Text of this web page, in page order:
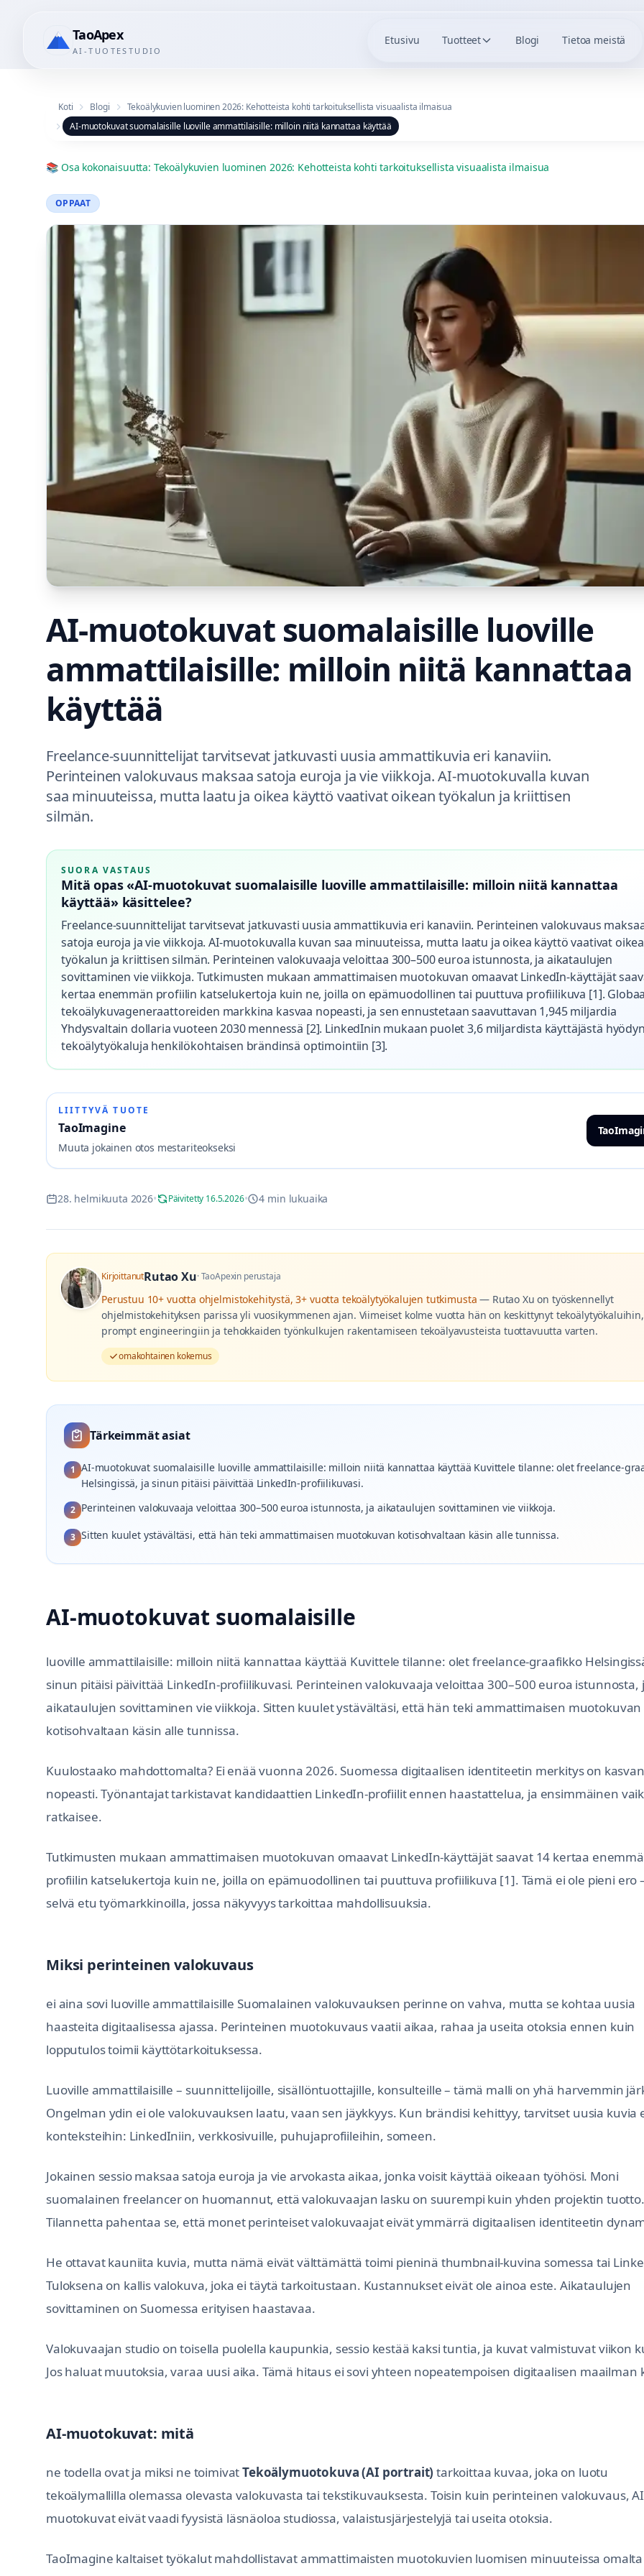
TaoApex
AI-TUOTESTUDIO
Etusivu Tuotteet Blogi Tietoa meistä
Koti Blogi
Tekoälykuvien luominen 2026: Kehotteista kohti tarkoituksellista visuaalista ilmaisua
AI-muotokuvat suomalaisille luoville ammattilaisille: milloin niitä kannattaa käyttää
📚 Osa kokonaisuutta: Tekoälykuvien luominen 2026: Kehotteista kohti tarkoituksellista visuaalista ilmaisua
OPPAAT
AI-muotokuvat suomalaisille luoville
ammattilaisille: milloin niitä kannattaa
käyttää
Freelance-suunnittelijat tarvitsevat jatkuvasti uusia ammattikuvia eri kanaviin.
Perinteinen valokuvaus maksaa satoja euroja ja vie viikkoja. AI-muotokuvalla kuvan
saa minuuteissa, mutta laatu ja oikea käyttö vaativat oikean työkalun ja kriittisen
silmän.
SUORA VASTAUS
Mitä opas «AI-muotokuvat suomalaisille luoville ammattilaisille: milloin niitä kannattaa
käyttää» käsittelee?
Freelance-suunnittelijat tarvitsevat jatkuvasti uusia ammattikuvia eri kanaviin. Perinteinen valokuvaus
satoja euroja ja vie viikkoja. AI-muotokuvalla kuvan saa minuuteissa, mutta laatu ja oikea käyttö vaativat
työkalun ja kriittisen silmän. Perinteinen valokuvaaja veloittaa 300–500 euroa istunnosta, ja aikataulujen
sovittaminen vie viikkoja. Tutkimusten mukaan ammattimaisen muotokuvan omaavat LinkedIn-käyttäjät
kertaa enemmän profiilin katselukertoja kuin ne, joilla on epämuodollinen tai puuttuva profiilikuva [1].
tekoälykuvageneraattoreiden markkina kasvaa nopeasti, ja sen ennustetaan saavuttavan 1,945 miljardia
Yhdysvaltain dollaria vuoteen 2030 mennessä [2]. LinkedInin mukaan puolet 3,6 miljardista käyttäjästä
tekoälytyökaluja henkilökohtaisen brändinsä optimointiin [3].
LIITTYVÄ TUOTE
TaoImagine
Muuta jokainen otos mestariteokseksi
28. helmikuuta 2026• Päivitetty 16.5.2026• 4 min lukuaika
KirjoittanutRutao Xu·TaoApexin perustaja
Perustuu 10+ vuotta ohjelmistokehitystä, 3+ vuotta tekoälytyökalujen tutkimusta — Rutao Xu on työskennellyt
ohjelmistokehityksen parissa yli vuosikymmenen ajan. Viimeiset kolme vuotta hän on keskittynyt tekoälytyökaluihin,
prompt engineeringiin ja tehokkaiden työnkulkujen rakentamiseen tekoälyavusteista tuottavuutta varten.
omakohtainen kokemus
Tärkeimmät asiat
1 AI-muotokuvat suomalaisille luoville ammattilaisille: milloin niitä kannattaa käyttää Kuvittele tilanne: olet freelance-
Helsingissä, ja sinun pitäisi päivittää LinkedIn-profiilikuvasi.
2 Perinteinen valokuvaaja veloittaa 300–500 euroa istunnosta, ja aikataulujen sovittaminen vie viikkoja.
3 Sitten kuulet ystävältäsi, että hän teki ammattimaisen muotokuvan kotisohvaltaan käsin alle tunnissa.
AI-muotokuvat suomalaisille
luoville ammattilaisille: milloin niitä kannattaa käyttää Kuvittele tilanne: olet freelance-graafikko
sinun pitäisi päivittää LinkedIn-profiilikuvasi. Perinteinen valokuvaaja veloittaa 300–500 euroa istunnosta,
aikataulujen sovittaminen vie viikkoja. Sitten kuulet ystävältäsi, että hän teki ammattimaisen muotokuvan
kotisohvaltaan käsin alle tunnissa.
Kuulostaako mahdottomalta? Ei enää vuonna 2026. Suomessa digitaalisen identiteetin merkitys on
nopeasti. Työnantajat tarkistavat kandidaattien LinkedIn-profiilit ennen haastattelua, ja ensimmäinen
ratkaisee.
Tutkimusten mukaan ammattimaisen muotokuvan omaavat LinkedIn-käyttäjät saavat 14 kertaa
profiilin katselukertoja kuin ne, joilla on epämuodollinen tai puuttuva profiilikuva [1]. Tämä ei ole pieni ero
selvä etu työmarkkinoilla, jossa näkyvyys tarkoittaa mahdollisuuksia.
Miksi perinteinen valokuvaus
ei aina sovi luoville ammattilaisille Suomalainen valokuvauksen perinne on vahva, mutta se kohtaa uusia
haasteita digitaalisessa ajassa. Perinteinen muotokuvaus vaatii aikaa, rahaa ja useita otoksia ennen kuin
lopputulos toimii käyttötarkoituksessa.
Luoville ammattilaisille – suunnittelijoille, sisällöntuottajille, konsulteille – tämä malli on yhä harvemmin
Ongelman ydin ei ole valokuvauksen laatu, vaan sen jäykkyys. Kun brändisi kehittyy, tarvitset uusia kuvia
konteksteihin: LinkedIniin, verkkosivuille, puhujaprofiileihin, someen.
Jokainen sessio maksaa satoja euroja ja vie arvokasta aikaa, jonka voisit käyttää oikeaan työhösi. Moni
suomalainen freelancer on huomannut, että valokuvaajan lasku on suurempi kuin yhden projektin tuotto.
Tilannetta pahentaa se, että monet perinteiset valokuvaajat eivät ymmärrä digitaalisen identiteetin
He ottavat kauniita kuvia, mutta nämä eivät välttämättä toimi pieninä thumbnail-kuvina somessa tai
Tuloksena on kallis valokuva, joka ei täytä tarkoitustaan. Kustannukset eivät ole ainoa este. Aikataulujen
sovittaminen on Suomessa erityisen haastavaa.
Valokuvaajan studio on toisella puolella kaupunkia, sessio kestää kaksi tuntia, ja kuvat valmistuvat viikon
Jos haluat muutoksia, varaa uusi aika. Tämä hitaus ei sovi yhteen nopeatempoisen digitaalisen maailman
AI-muotokuvat: mitä
ne todella ovat ja miksi ne toimivatTekoälymuotokuva (AI portrait) tarkoittaa kuvaa, joka on luotu
tekoälymallilla olemassa olevasta valokuvasta tai tekstikuvauksesta. Toisin kuin perinteinen valokuvaus,
muotokuvat eivät vaadi fyysistä läsnäoloa studiossa, valaistusjärjestelyjä tai useita otoksia.
TaoImagine kaltaiset työkalut mahdollistavat ammattimaisten muotokuvien luomisen minuuteissa omalta